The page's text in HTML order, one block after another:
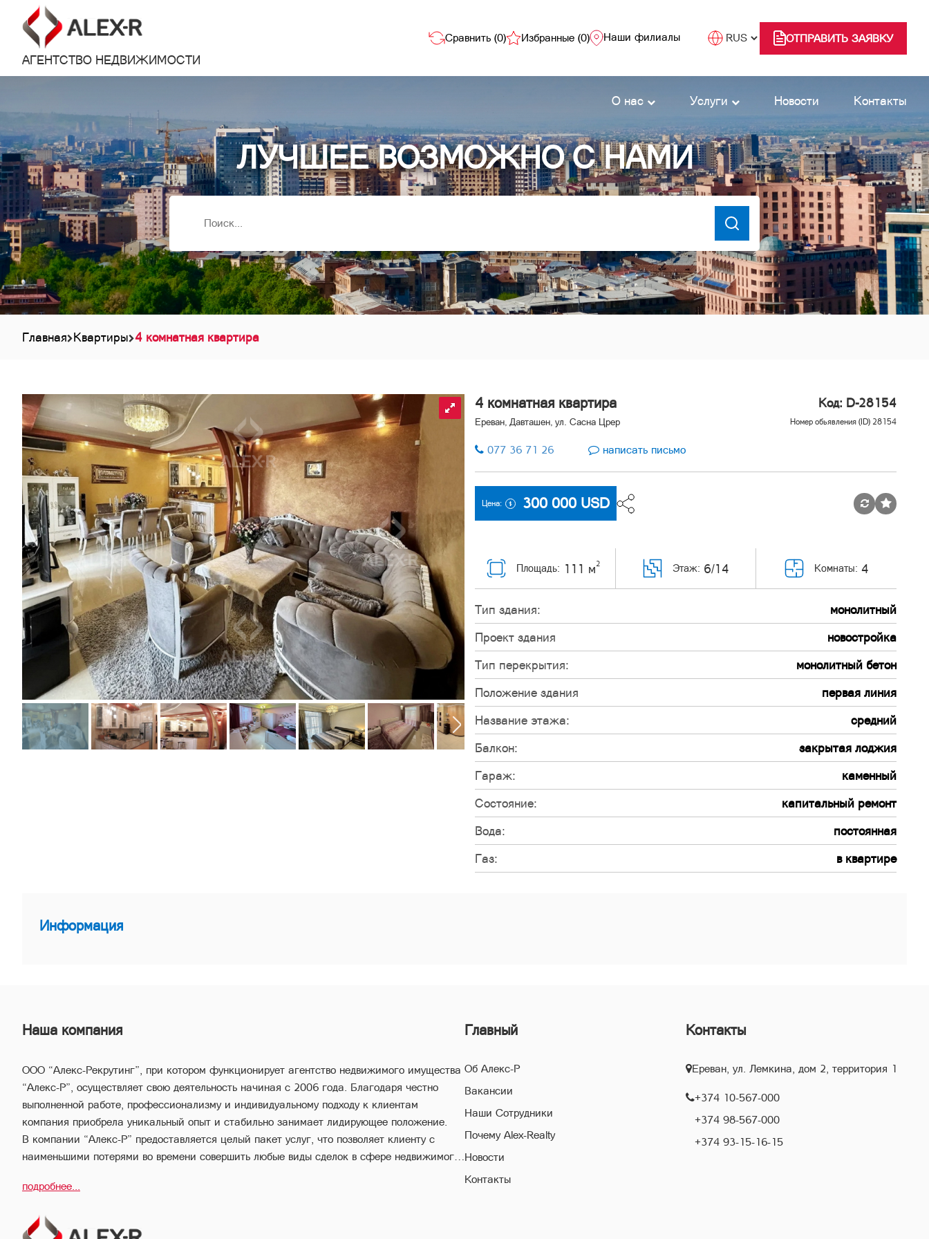
АГЕНТСТВО НЕДВИЖИМОСТИ
Сравнить (0) Избранные (0) Наши филиалы ОТПРАВИТЬ ЗАЯВКУ
О нас Услуги Новости Контакты
ЛУЧШЕЕ ВОЗМОЖНО С НАМИ
Главная Квартиры 4 комнатная квартира
4 комнатная квартира Код: D-28154
Ереван, Давташен, ул. Сасна Црер Номер обьявления (ID) 28154
077 36 71 26 написать письмо
Цена: 300 000 USD
Комнаты: 4
Площадь: 111 м2 Этаж: 6/14
Тип здания:
монолитный
Проект здания
новостройка
Тип перекрытия:
монолитный бетон
Положение здания
первая линия
Название этажа:
средний
Балкон:
закрытая лоджия
Гараж:
каменный
Состояние:
капитальный ремонт
Вода:
постоянная
Газ:
в квартире
Информация
Наша компания
ООО “Алекс-Рекрутинг”, при котором функционирует агентство недвижимого имущества
“Алекс-Р”, осуществляет свою деятельность начиная с 2006 года. Благодаря честно
выполненной работе, профессионализму и индивидуальному подходу к клиентам
компания приобрела уникальный опыт и стабильно занимает лидирующее положение.
В компании “Алекс-Р” предоставляется целый пакет услуг, что позволяет клиенту с
наименьшими потерями во времени совершить любые виды сделок в сфере недвижимого
опыту, профессиональный персонал компании “Алекс-Р” поможет Вам совершить
подробнее...
Главный
Об Алекс-Р
Вакансии
Наши Сотрудники
Почему Alex-Realty
Новости
Контакты
Контакты
Ереван, ул. Лемкина, дом 2, территория 1
+374 10-567-000
+374 98-567-000
+374 93-15-16-15